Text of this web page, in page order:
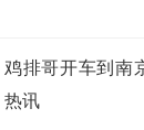
鸡排哥开车到南
热讯